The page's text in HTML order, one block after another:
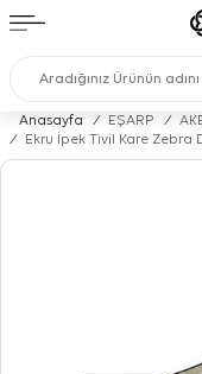
Anasayfa / EŞARP /
/
Ekru İpek Tivil Kare Zebra